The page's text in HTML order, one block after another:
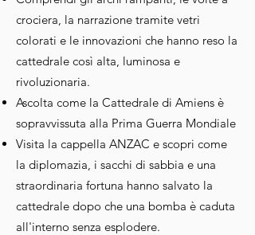
crociera, la narrazione tramite vetri
colorati e le innovazioni che hanno reso la
cattedrale così alta, luminosa e
rivoluzionaria.
Ascolta come la Cattedrale di Amiens è
sopravvissuta alla Prima Guerra Mondiale
Visita la cappella ANZAC e scopri come
la diplomazia, i sacchi di sabbia e una
straordinaria fortuna hanno salvato la
cattedrale dopo che una bomba è caduta
all'interno senza esplodere.